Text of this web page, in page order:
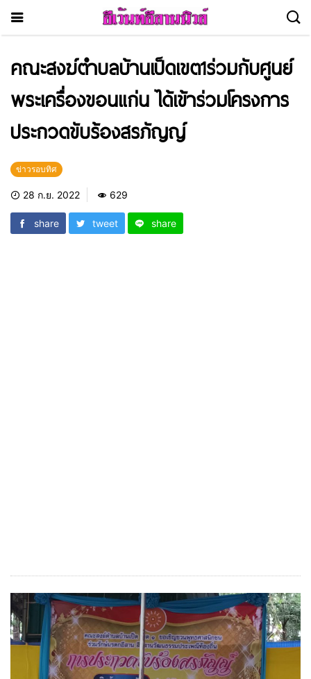
คณะสงฆ์ตำบลบ้านเป็ดเขต1ร่วมกับศูนย์
พระเครื่องขอนแก่น ได้เข้าร่วมโครงการ
ประกวดขับร้องสรภัญญ์
ข่าวรอบทิศ
28 ก.ย. 2022 629
share tweet share